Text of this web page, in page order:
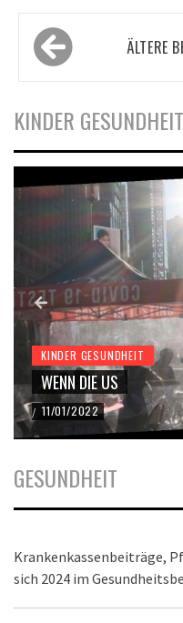
ÄLTERE
KINDER GESUNDHEIT
KINDER GESUNDHEIT
WENN DIE US
/ 11/01/2022
GESUNDHEIT
Krankenkassenbeiträge,
sich 2024 im